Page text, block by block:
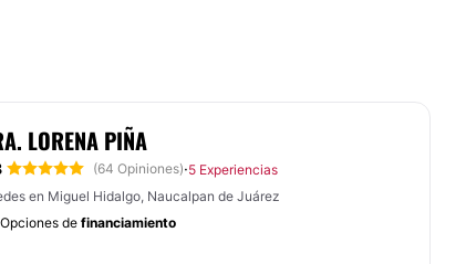
LORENA PIÑA
(64 Opiniones)·5 Experiencias
en Miguel Hidalgo, Naucalpan de Juárez
Opciones de financiamiento